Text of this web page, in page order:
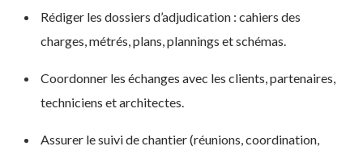
Rédiger les dossiers d’adjudication : cahiers des
charges, métrés, plans, plannings et schémas.
Coordonner les échanges avec les clients, partenaires,
techniciens et architectes.
Assurer le suivi de chantier (réunions, coordination,